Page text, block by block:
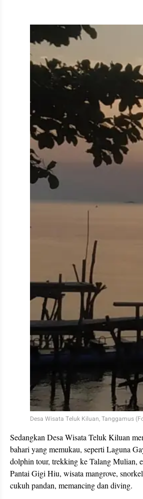
Desa Wisata Teluk Kiluan, Tanggamus
Sedangkan Desa Wisata Teluk Kiluan
bahari yang memukau, seperti Laguna
dolphin tour, trekking ke Talang Mulian,
Pantai Gigi Hiu, wisata mangrove,
cukuh pandan, memancing dan diving.